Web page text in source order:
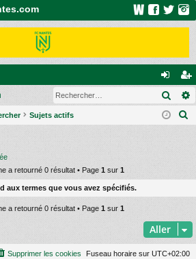
on
ne
ns
cri
Sujets actifs
h
e
r
a retourné 0 résultat • Page 1 sur 1
aux termes que vous avez spécifiés.
a retourné 0 résultat • Page 1 sur 1
Aller
Fuseau horaire sur UTC+02:00
Supprimer les cookies